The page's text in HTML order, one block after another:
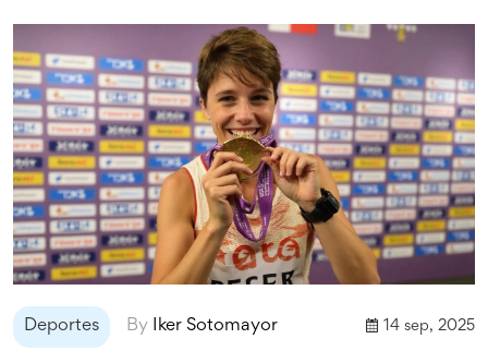
credibilidad del organismo. El futuro del fútbol catalán
pende de una decisión judicial pendiente.
Deportes By Iker Sotomayor 14 sep, 2025